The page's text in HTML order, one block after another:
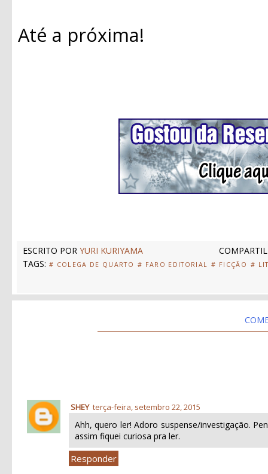
Até a próxima!
ESCRITO POR YURI KURIYAMA
TAGS: # COLEGA DE QUARTO # FARO EDITORIAL # FICÇÃO #
SHEY terça-feira, setembro 22, 2015
Ahh, quero ler! Adoro suspense/investigação.
assim fiquei curiosa pra ler.
Responder